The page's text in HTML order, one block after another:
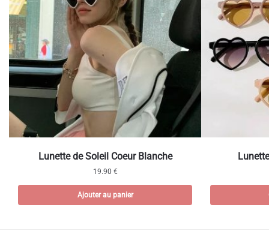
Lunette de Soleil Coeur Blanche
19.90 €
Ajouter au panier